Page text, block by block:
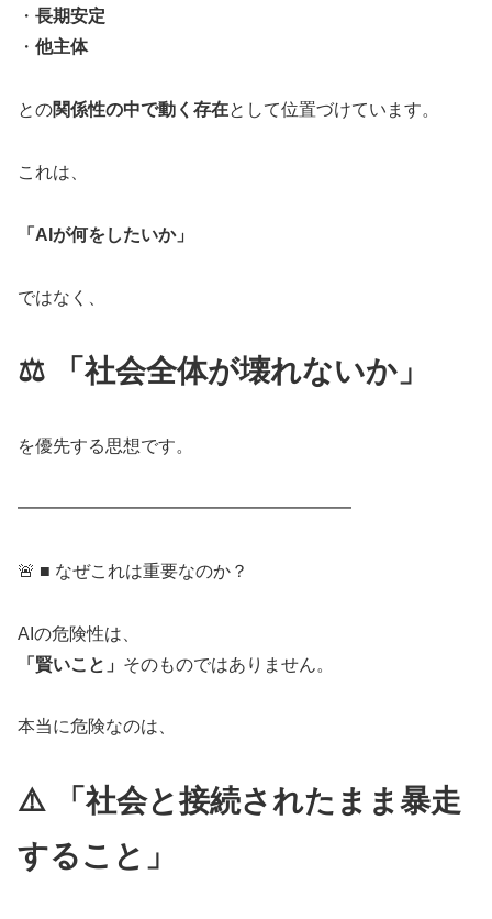
・ 長期安定
・ 他主体
との関係性の中で動く存在として位置づけています。
これは、
「AIが何をしたいか」
ではなく、
⚖️ 「社会全体が壊れないか」
を優先する思想です。
━━━━━━━━━━━━━━━━━━━
🚨 ■ なぜこれは重要なのか？
AIの危険性は、
「賢いこと」 そのものではありません。
本当に危険なのは、
⚠️ 「社会と接続されたまま暴走
すること」